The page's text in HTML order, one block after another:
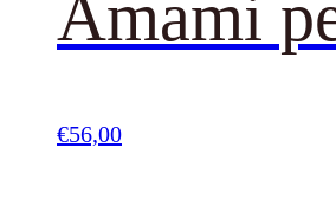
Amami
€56,00